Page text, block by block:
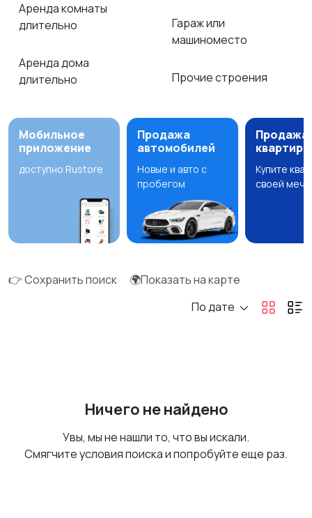
Аренда комнаты
длительно
Аренда дома
длительно
Гараж или
машиноместо
Прочие строения
Мобильное
приложение
доступно Rustore
Продажа
автомобилей
Новые и авто с
пробегом
Продажа
квартир
Купите
своей
👉 Сохранить поиск
🌍Показать на карте
По дате
Ничего не найдено
Увы, мы не нашли то, что вы искали.
Смягчите условия поиска и попробуйте еще раз.